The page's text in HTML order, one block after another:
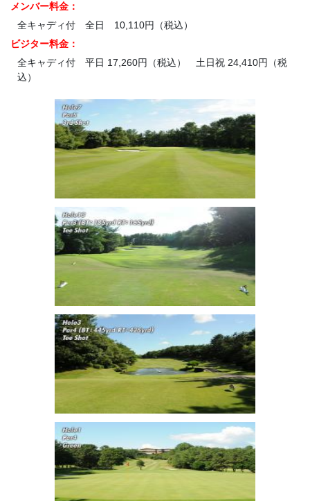
メンバー料金：
全キャディ付 全日 10,110円（税込）
ビジター料金：
全キャディ付 平日 17,260円（税込） 土日祝 24,410円（税
込）